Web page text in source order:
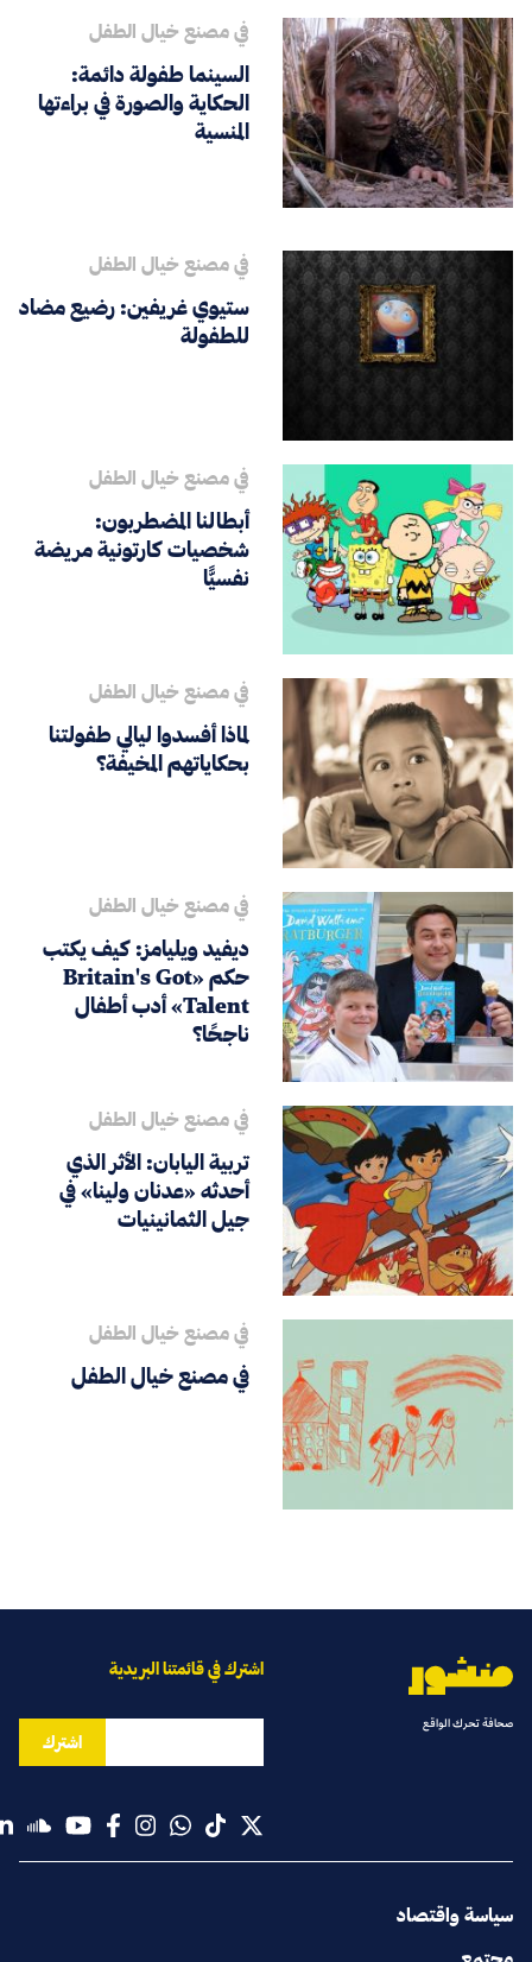
في مصنع خيال الطفل
السينما طفولة دائمة:
الحكاية والصورة في براءتها
المنسية
في مصنع خيال الطفل
ستيوي غريفين: رضيع مضاد
للطفولة
في مصنع خيال الطفل
أبطالنا المضطربون:
شخصيات كارتونية مريضة
نفسيًّا
في مصنع خيال الطفل
لماذا أفسدوا ليالي طفولتنا
بحكاياتهم المخيفة؟
في مصنع خيال الطفل
ديفيد ويليامز: كيف يكتب
حكم «Britain's Got
Talent» أدب أطفال
ناجحًا؟
في مصنع خيال الطفل
تربية اليابان: الأثر الذي
أحدثه «عدنان ولينا» في
جيل الثمانينيات
في مصنع خيال الطفل
في مصنع خيال الطفل
صحافة تحرك الواقع
سياسة واقتصاد
اشترك في قائمتنا البريدية
اشترك